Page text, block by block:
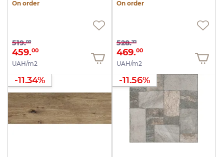
On order
519.00
459.00
UAH/m2
On order
528.99
469.00
UAH/m2
-11.34% -11.56%